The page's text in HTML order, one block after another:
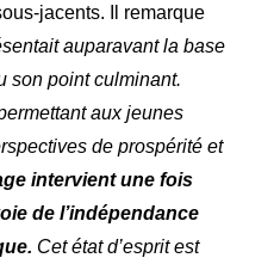
jacents. Il remarque
auparavant la base
son point culminant.
aux jeunes
de prospérité et
intervient une fois
de l’indépendance
Cet état d’esprit est